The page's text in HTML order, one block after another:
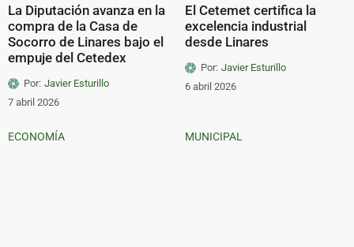
La Diputación avanza en la
compra de la Casa de
Socorro de Linares bajo el
empuje del Cetedex
Por: Javier Esturillo
7 abril 2026
El Cetemet certifica la
excelencia industrial
desde Linares
Por: Javier Esturillo
6 abril 2026
ECONOMÍA MUNICIPAL